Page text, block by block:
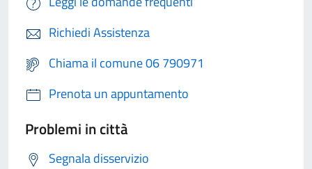
Richiedi Assistenza
Chiama il comune 06 790971
Prenota un appuntamento
Problemi in città
Segnala disservizio